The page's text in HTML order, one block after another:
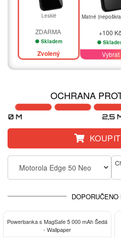
Lesklé
ZDARMA
Skladem
Zvolený
Matné
+100 Kč
Vybrat
OCHRANA
KOUPIT
Motorola Edge 50 Neo
Powerbanka s MagSafe 5 000 mAh Šedá
- Wallpaper